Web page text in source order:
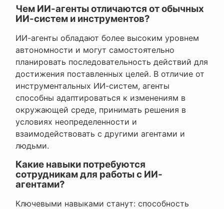
Чем ИИ-агенты отличаются от обычных
ИИ-систем и инструментов?
ИИ-агенты обладают более высоким уровнем
автономности и могут самостоятельно
планировать последовательность действий для
достижения поставленных целей. В отличие от
инструментальных ИИ-систем, агенты
способны адаптироваться к изменениям в
окружающей среде, принимать решения в
условиях неопределенности и
взаимодействовать с другими агентами и
людьми.
Какие навыки потребуются
сотрудникам для работы с ИИ-
агентами?
Ключевыми навыками станут: способность